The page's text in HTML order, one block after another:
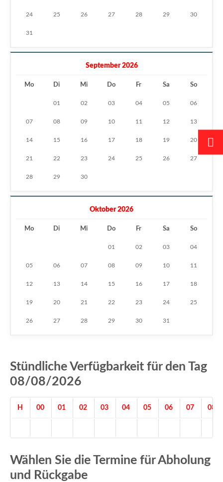
24 25 26 27 28 29 30
31
September 2026
Mo Di Mi Do Fr Sa So
01 02 03 04 05 06
07 08 09 10 11 12 13
14 15 16 17 18 19 20
21 22 23 24 25 26 27
28 29 30
Oktober 2026
Mo Di Mi Do Fr Sa So
01 02 03 04
05 06 07 08 09 10 11
12 13 14 15 16 17 18
19 20 21 22 23 24 25
26 27 28 29 30 31
Stündliche Verfügbarkeit für den Tag
08/08/2026
H 00 01 02 03 04 05 06 07 08
Wählen Sie die Termine für Abholung
und Rückgabe